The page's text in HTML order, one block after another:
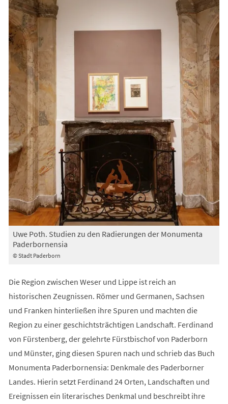
© Stadt Paderborn
Uwe Poth. Studien zu den Radierungen der Monumenta
Paderbornensia
Die Region zwischen Weser und Lippe ist reich an
historischen Zeugnissen. Römer und Germanen, Sachsen
und Franken hinterließen ihre Spuren und machten die
Region zu einer geschichtsträchtigen Landschaft. Ferdinand
von Fürstenberg, der gelehrte Fürstbischof von Paderborn
und Münster, ging diesen Spuren nach und schrieb das Buch
Monumenta Paderbornensia: Denkmale des Paderborner
Landes. Hierin setzt Ferdinand 24 Orten, Landschaften und
Ereignissen ein literarisches Denkmal und beschreibt ihre